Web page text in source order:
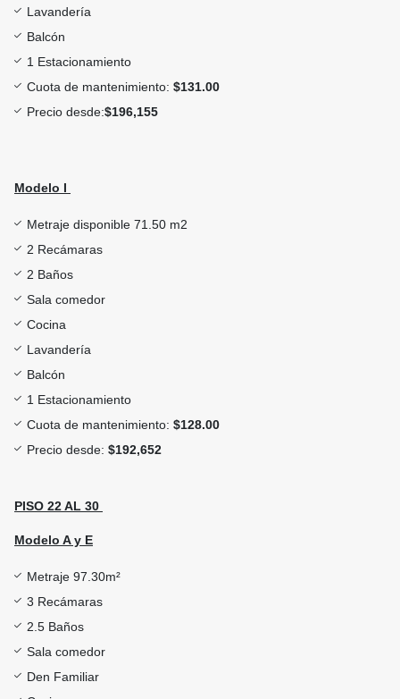
Lavandería
Balcón
1 Estacionamiento
Cuota de mantenimiento: $131.00
Precio desde:$196,155
Modelo I
Metraje disponible 71.50 m2
2 Recámaras
2 Baños
Sala comedor
Cocina
Lavandería
Balcón
1 Estacionamiento
Cuota de mantenimiento: $128.00
Precio desde: $192,652
PISO 22 AL 30
Modelo A y E
Metraje 97.30m²
3 Recámaras
2.5 Baños
Sala comedor
Den Familiar